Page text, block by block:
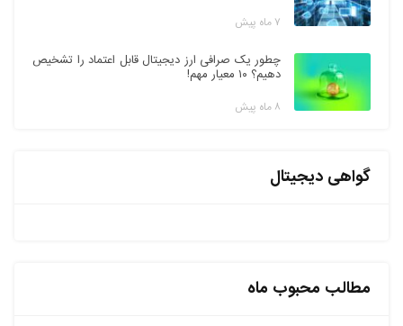
۷ ماه پیش
چطور یک صرافی ارز دیجیتال قابل اعتماد را تشخیص
دهیم؟ ۱۰ معیار مهم!
۸ ماه پیش
گواهی دیجیتال
مطالب محبوب ماه